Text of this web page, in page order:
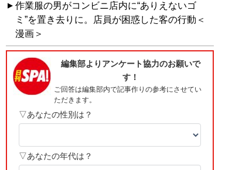
作業服の男がコンビニ店内に“ありえないゴ
ミ”を置き去りに。店員が困惑した客の行動＜
漫画＞